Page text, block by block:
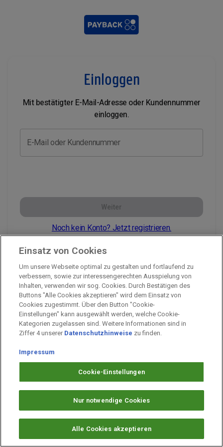
Einloggen
Mit bestätigter E-Mail-Adresse oder Kundennummer
einloggen.
E-Mail oder Kundennummer
Weiter
Noch kein Konto? Jetzt registrieren.
Impressum
Unternehmen
Arbeiten bei PAYBACK
Fragen & Hilfe
Datenschutz
Cookie-Einstellungen
Einsatz von Cookies
Um unsere Webseite optimal zu gestalten und fortlaufend zu
verbessern, sowie zur interessengerechten Ausspielung von
Inhalten, verwenden wir sog. Cookies. Durch Bestätigen des
Buttons "Alle Cookies akzeptieren" wird dem Einsatz von
Cookies zugestimmt. Über den Button "Cookie-
Einstellungen" kann ausgewählt werden, welche Cookie-
Kategorien zugelassen sind. Weitere Informationen sind in
Ziffer 4 unserer Datenschutzhinweise zu finden.
Impressum
Cookie-Einstellungen
Nur notwendige Cookies
Alle Cookies akzeptieren